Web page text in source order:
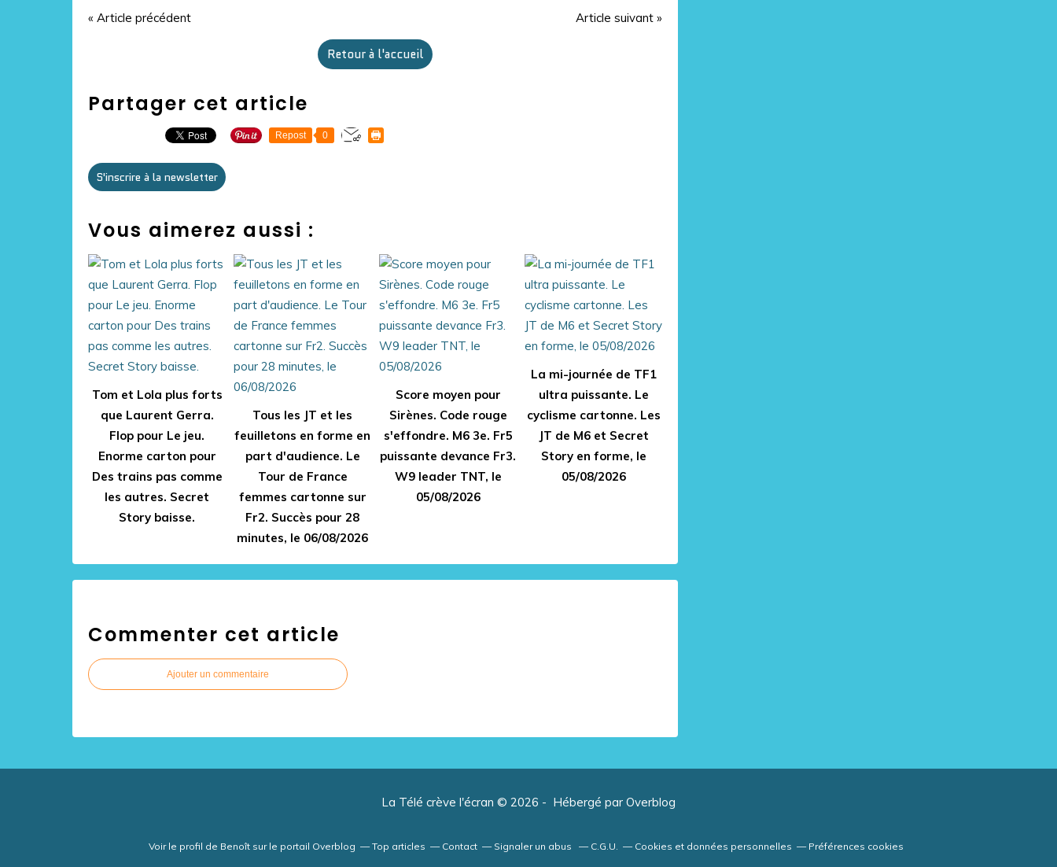
« Article précédent Article suivant »
Retour à l'accueil
Partager cet article
Repost 0
S'inscrire à la newsletter
Vous aimerez aussi :
Tom et Lola plus forts
que Laurent Gerra.
Flop pour Le jeu.
Enorme carton pour
Des trains pas comme
les autres. Secret
Story baisse.
Tous les JT et les
feuilletons en forme en
part d'audience. Le
Tour de France
femmes cartonne sur
Fr2. Succès pour 28
minutes, le 06/08/2026
Score moyen pour
Sirènes. Code rouge
s'effondre. M6 3e. Fr5
puissante devance Fr3.
W9 leader TNT, le
05/08/2026
La mi-journée de TF1
ultra puissante. Le
cyclisme cartonne. Les
JT de M6 et Secret
Story en forme, le
05/08/2026
Commenter cet article
Ajouter un commentaire
La Télé crève l'écran © 2026 - Hébergé par Overblog
Voir le profil de Benoît sur le portail Overblog Top articles Contact Signaler un abus C.G.U. Cookies et données personnelles Préférences cookies